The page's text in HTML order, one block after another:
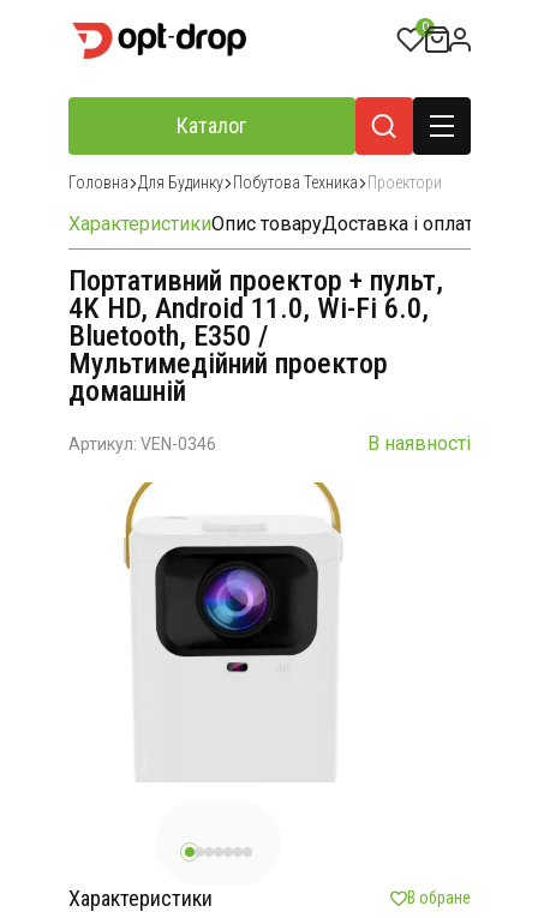
0
Каталог
Головна Для Будинку Побутова Техника Проектори
ХарактеристикиОпис товаруДоставка і оплата
Портативний проектор + пульт,
4K HD, Android 11.0, Wi-Fi 6.0,
Bluetooth, E350 /
Мультимедійний проектор
домашній
Артикул: VEN-0346 В наявності
Характеристики В обране